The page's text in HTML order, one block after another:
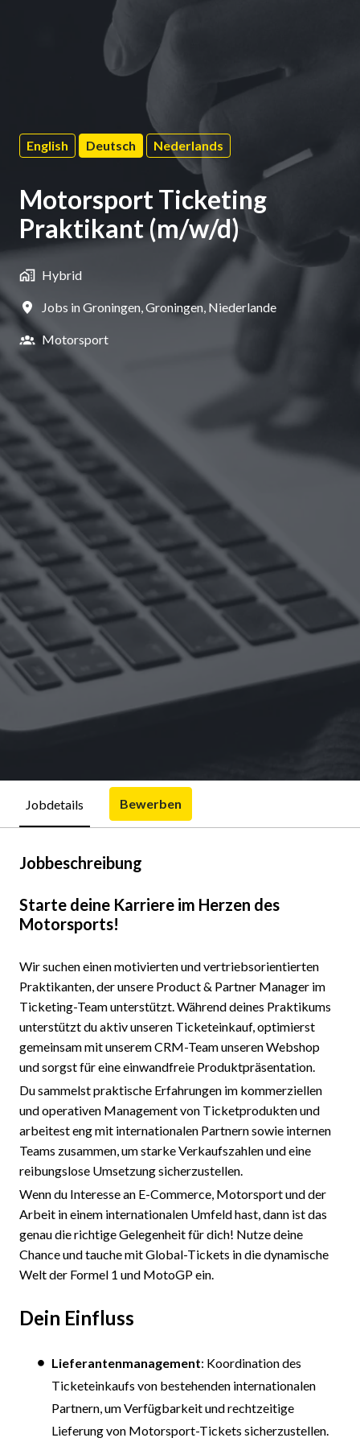
English Deutsch Nederlands
Motorsport Ticketing
Praktikant (m/w/d)
Hybrid
Jobs in Groningen Groningen Niederlande
Motorsport
Jobdetails Bewerben
Jobbeschreibung
Starte deine Karriere im Herzen des
Motorsports!
Wir suchen einen motivierten und vertriebsorientierten
Praktikanten, der unsere Product & Partner Manager im
Ticketing-Team unterstützt. Während deines Praktikums
unterstützt du aktiv unseren Ticketeinkauf, optimierst
gemeinsam mit unserem CRM-Team unseren Webshop
und sorgst für eine einwandfreie Produktpräsentation.
Du sammelst praktische Erfahrungen im kommerziellen
und operativen Management von Ticketprodukten und
arbeitest eng mit internationalen Partnern sowie internen
Teams zusammen, um starke Verkaufszahlen und eine
reibungslose Umsetzung sicherzustellen.
Wenn du Interesse an E-Commerce, Motorsport und der
Arbeit in einem internationalen Umfeld hast, dann ist das
genau die richtige Gelegenheit für dich! Nutze deine
Chance und tauche mit Global-Tickets in die dynamische
Welt der Formel 1 und MotoGP ein.
Dein Einfluss
Lieferantenmanagement: Koordination des
Ticketeinkaufs von bestehenden internationalen
Partnern, um Verfügbarkeit und rechtzeitige
Lieferung von Motorsport-Tickets sicherzustellen.